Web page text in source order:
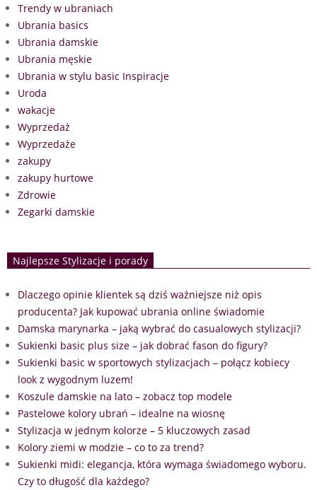
Trendy w ubraniach
Ubrania basics
Ubrania damskie
Ubrania męskie
Ubrania w stylu basic Inspiracje
Uroda
wakacje
Wyprzedaż
Wyprzedaże
zakupy
zakupy hurtowe
Zdrowie
Zegarki damskie
Najlepsze Stylizacje i porady
Dlaczego opinie klientek są dziś ważniejsze niż opis
producenta? Jak kupować ubrania online świadomie
Damska marynarka – jaką wybrać do casualowych stylizacji?
Sukienki basic plus size – jak dobrać fason do figury?
Sukienki basic w sportowych stylizacjach – połącz kobiecy
look z wygodnym luzem!
Koszule damskie na lato – zobacz top modele
Pastelowe kolory ubrań – idealne na wiosnę
Stylizacja w jednym kolorze – 5 kluczowych zasad
Kolory ziemi w modzie – co to za trend?
Sukienki midi: elegancja, która wymaga świadomego wyboru.
Czy to długość dla każdego?